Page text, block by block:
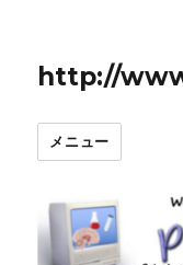
http://
メニュー